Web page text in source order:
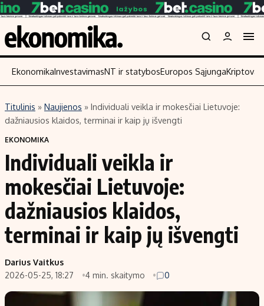
Turinys
Naujienos
Aplinka
Verslas
Energetika
Ekonomika
Politika
Skaitykite
Įmonės
Žemės ūkis
Technologijos
Laisvalaikis
EkonomikaInvestavimasNT ir statybosEuropos Sąjunga
Titulinis » Naujienos » Individuali veikla ir mokesčiai Lietuvoje:
dažniausios klaidos, terminai ir kaip jų išvengti
EKONOMIKA
Individuali veikla ir
mokesčiai Lietuvoje:
dažniausios klaidos,
terminai ir kaip jų išvengti
Darius Vaitkus
2026-05-25, 18:27
4 min. skaitymo 0